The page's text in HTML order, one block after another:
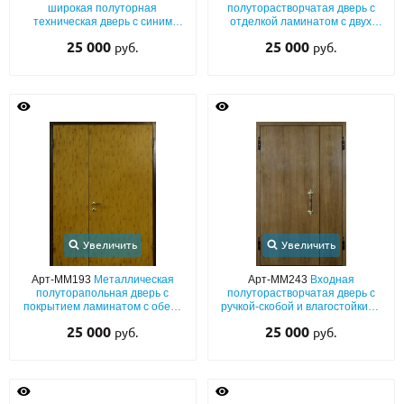
С реечным дизайном(29)
ПО НАЗНАЧЕНИЮ
ПО КОНСТРУКЦИИ
Популярные двери
Двери со скидкой
ДВЕРИ С ТЕРМОРАЗРЫВОМ
ГАЛЕРЕЯ
широкая полуторная
техническая дверь с синим
25 000 руб.
полуторастворчатая дверь с
отделкой ламинатом с двух
25 000 руб.
Увеличить
Арт-ММ193 Металлическая
полуторапольная дверь с
покрытием ламинатом с обеих
25 000 руб.
Увеличить
Арт-ММ243 Входная
полуторастворчатая дверь с
ручкой-скобой и влагостойкими
сторон
25 000 руб.